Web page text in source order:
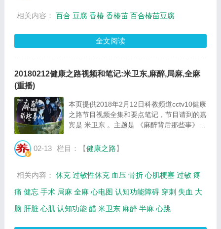
相关内容： 百合 豆腐 香椿 香椿苗 百合椿苗豆腐
全文阅读
20180212健康之路视频和笔记:米卫东,麻醉,局麻,全麻
(重播)
本页提供2018年2月12日科教频道cctv10健康
之路节目视频全集和要点笔记，节目请到的嘉
宾是 米卫东 。主题是 《麻醉背后那些事》
麻药会影响智力吗，全麻比局麻危害更大吗，
02-13 栏目：【健康之路】
相关内容： 休克 过敏性休克 血压 骨折 心肌梗塞 过敏 疼
痛 健忘 手术 局麻 全麻 心电图 认知功能障碍 穿刺 失血 大
脑 肝脏 心肌 认知功能 醋 米卫东 麻醉 半麻 心跳